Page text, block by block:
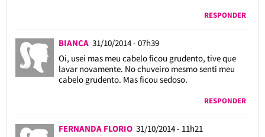
RESPONDER
BIANCA 31/10/2014 - 07h39
Oi, usei mas meu cabelo ficou grudento, tive que
lavar novamente. No chuveiro mesmo senti meu
cabelo grudento. Mas ficou sedoso.
RESPONDER
FERNANDA FLORIO 31/10/2014 - 11h21